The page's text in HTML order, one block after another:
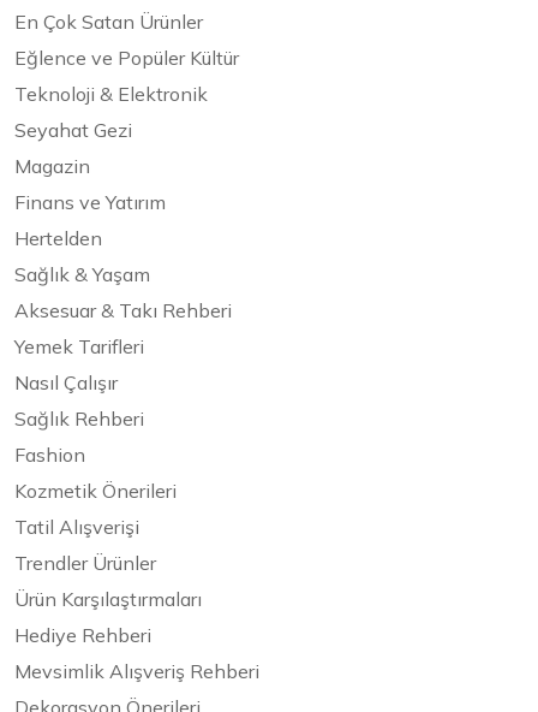
En Çok Satan Ürünler
Eğlence ve Popüler Kültür
Teknoloji & Elektronik
Seyahat Gezi
Magazin
Finans ve Yatırım
Hertelden
Sağlık & Yaşam
Aksesuar & Takı Rehberi
Yemek Tarifleri
Nasıl Çalışır
Sağlık Rehberi
Fashion
Kozmetik Önerileri
Tatil Alışverişi
Trendler Ürünler
Ürün Karşılaştırmaları
Hediye Rehberi
Mevsimlik Alışveriş Rehberi